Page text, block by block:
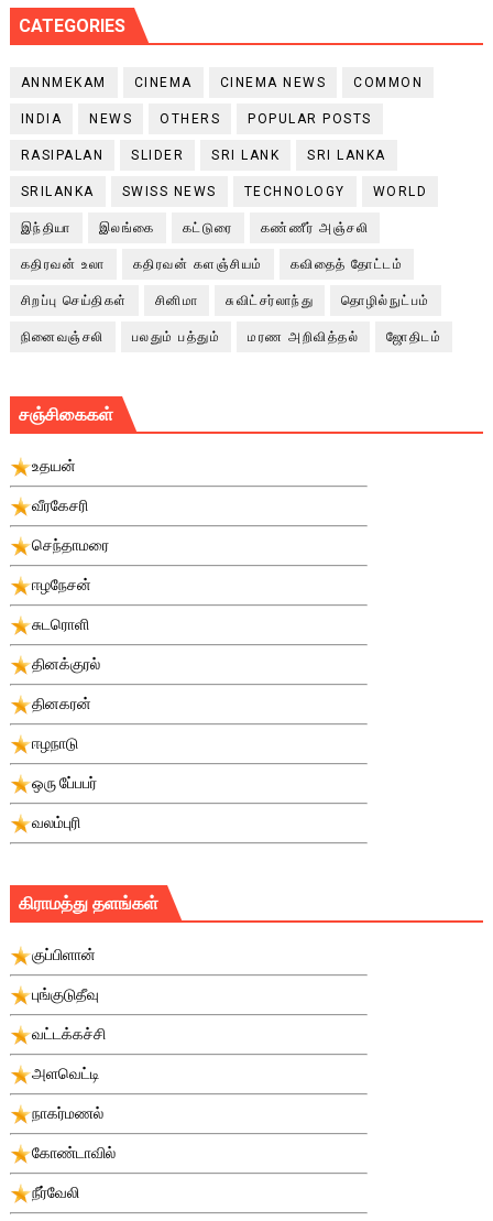
CATEGORIES
ANNMEKAM CINEMA CINEMA NEWS COMMON
INDIA NEWS OTHERS POPULAR POSTS
RASIPALAN SLIDER SRI LANK SRI LANKA
SRILANKA SWISS NEWS TECHNOLOGY WORLD
இந்தியா இலங்கை கட்டுரை கண்ணீர் அஞ்சலி
கதிரவன் உலா கதிரவன் களஞ்சியம் கவிதைத் தோட்டம்
சிறப்பு செய்திகள் சினிமா சுவிட்சர்லாந்து தொழில்நுட்பம்
நினைவஞ்சலி பலதும் பத்தும் மரண அறிவித்தல் ஜோதிடம்
சஞ்சிகைகள்
உதயன்
வீரகேசரி
செந்தாமரை
ஈழநேசன்
சுடரொளி
தினக்குரல்
தினகரன்
ஈழநாடு
ஒரு பே்பபர்
வலம்புரி
கிராமத்து தளங்கள்
குப்பிளான்
புங்குடுதீவு
வட்டக்கச்சி
அளவெட்டி
நாகர்மணல்
கோண்டாவில்
நீர்வேலி